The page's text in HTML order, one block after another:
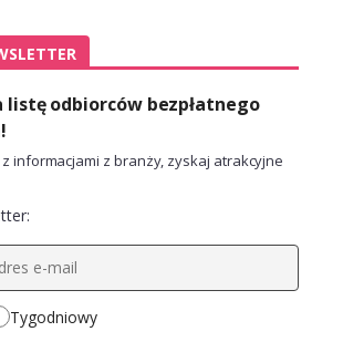
listę odbiorców bezpłatnego
informacjami z branży, zyskaj atrakcyjne
Tygodniowy